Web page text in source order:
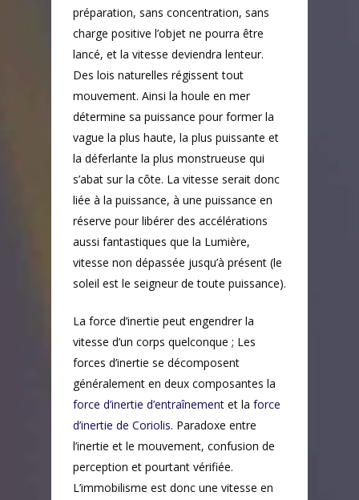
préparation, sans concentration, sans
charge positive l’objet ne pourra être
lancé, et la vitesse deviendra lenteur.
Des lois naturelles régissent tout
mouvement. Ainsi la houle en mer
détermine sa puissance pour former la
vague la plus haute, la plus puissante et
la déferlante la plus monstrueuse qui
s’abat sur la côte. La vitesse serait donc
liée à la puissance, à une puissance en
réserve pour libérer des accélérations
aussi fantastiques que la Lumière,
vitesse non dépassée jusqu’à présent (le
soleil est le seigneur de toute puissance).
La force d’inertie peut engendrer la
vitesse d’un corps quelconque ; Les
forces d’inertie se décomposent
généralement en deux composantes la
force d’inertie d’entraînementet la force
d’inertie de Coriolis. Paradoxe entre
l’inertie et le mouvement, confusion de
perception et pourtant vérifiée.
L’immobilisme est donc une vitesse en